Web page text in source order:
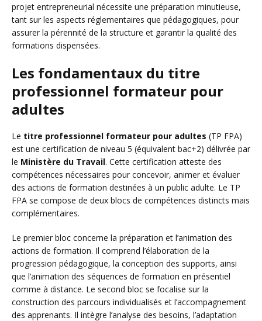
projet entrepreneurial nécessite une préparation minutieuse,
tant sur les aspects réglementaires que pédagogiques, pour
assurer la pérennité de la structure et garantir la qualité des
formations dispensées.
Les fondamentaux du titre
professionnel formateur pour
adultes
Le titre professionnel formateur pour adultes (TP FPA)
est une certification de niveau 5 (équivalent bac+2) délivrée par
le Ministère du Travail. Cette certification atteste des
compétences nécessaires pour concevoir, animer et évaluer
des actions de formation destinées à un public adulte. Le TP
FPA se compose de deux blocs de compétences distincts mais
complémentaires.
Le premier bloc concerne la préparation et l’animation des
actions de formation. Il comprend l’élaboration de la
progression pédagogique, la conception des supports, ainsi
que l’animation des séquences de formation en présentiel
comme à distance. Le second bloc se focalise sur la
construction des parcours individualisés et l’accompagnement
des apprenants. Il intègre l’analyse des besoins, l’adaptation